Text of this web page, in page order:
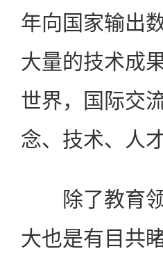
年向国家输出
大量的技术成
世界，国际交
念、技术、人
除了教育领
大也是有目共